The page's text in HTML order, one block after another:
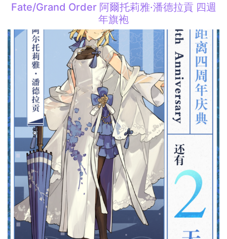
Fate/Grand Order 阿爾托莉雅·潘德拉貢 四週
年旗袍